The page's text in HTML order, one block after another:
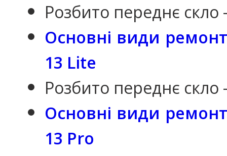
Розбито переднє скло
Основні види
13 Lite
Розбито переднє скло
Основні види
13 Pro